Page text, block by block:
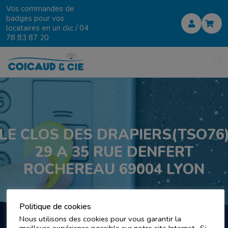
Vos commandes de
badges pour vos
locataires en un clic /04
78 83 87 20
CLOS DES
29 A 35 RUE DENFERT
ROCHEREAU 69004 LYON
Politique de cookies
Nous utilisons des cookies pour vous garantir la